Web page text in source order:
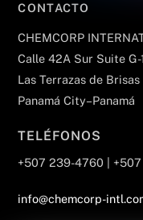
CONTACTO
CHEMCORP
Calle 42A Sur Suite G-
Las Terrazas de
Panamá City–Panamá
TELÉFONOS
+507 239-4760 |
info@chemcorp-